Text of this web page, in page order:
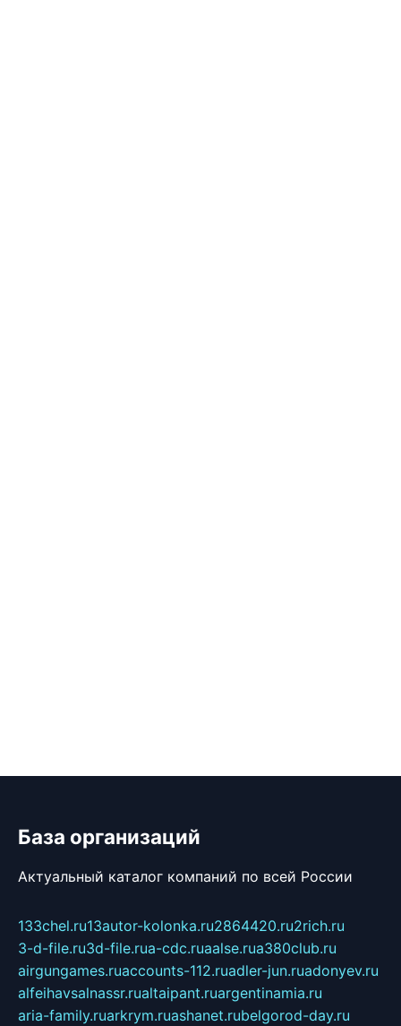
База организаций
Актуальный каталог компаний по всей России
133chel.ru13autor-kolonka.ru2864420.ru2rich.ru
3-d-file.ru3d-file.rua-cdc.ruaalse.rua380club.ru
airgungames.ruaccounts-112.ruadler-jun.ruadonyev.ru
alfeihavsalnassr.rualtaipant.ruargentinamia.ru
aria-family.ruarkrym.ruashanet.rubelgorod-day.ru